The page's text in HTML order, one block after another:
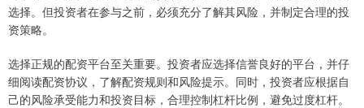
选择。但投资者在参与之前，必须充分了解其风险，并制定合理的投
资策略。
选择正规的配资平台至关重要。投资者应选择信誉良好的平台，并仔
细阅读配资协议，了解配资规则和风险提示。同时，投资者应根据自
己的风险承受能力和投资目标，合理控制杠杆比例，避免过度杠杆。